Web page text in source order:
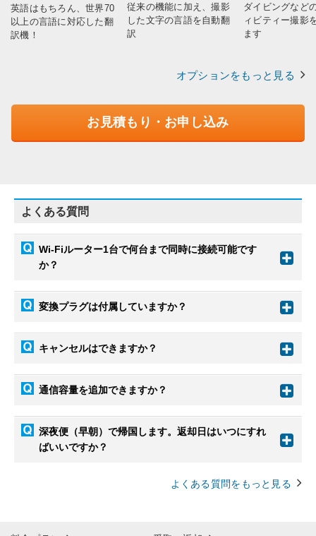
英語はもちろん、世界70
以上の言語に対応した翻
訳機！
従来の機能に加え、撮影
した文字の言語を自動翻
訳
ダイビングなど
ィビティー撮影
ます
オプションをもっと見る
お見積もり・お申し込み
よくある質問
Wi-Fiルーター1台で何台まで同時に接続可能です
か？
変換プラグは付属していますか？
キャンセルはできますか？
通信容量を追加できますか？
深夜便（早朝）で帰国します。返却日はいつにすれ
ばいいですか？
よくある質問をもっと見る